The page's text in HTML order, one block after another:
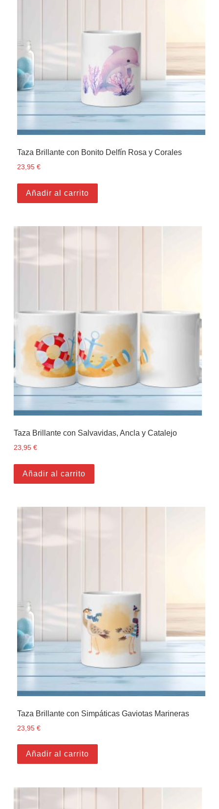
Taza Brillante con Bonito Delfín Rosa y Corales
23,95€
Añadir al carrito
Taza Brillante con Salvavidas, Ancla y Catalejo
23,95 €
Añadir al carrito
Taza Brillante con Simpáticas Gaviotas Marineras
23,95€
Añadir al carrito